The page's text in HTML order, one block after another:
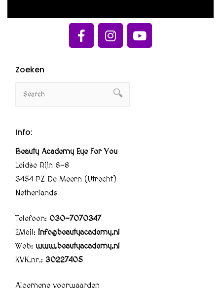
Zoeken
Info:
Beauty Academy Eye For You
Leidse Rijn 6-8
3454 PZ De Meern (Utrecht)
Netherlands
Telefoon: 030-7070347
EMail: info@beautyacademy.nl
Web: www.beautyacademy.nl
KVK.nr.: 30227405
Algemene voorwaarden